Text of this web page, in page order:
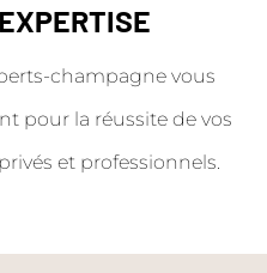
EXPERTISE
champagne vous
pour la réussite de vos
et professionnels.